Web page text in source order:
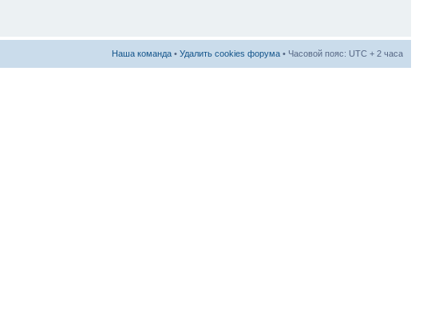
Наша команда • Удалить cookies форума • Часовой пояс: UTC + 2 часа